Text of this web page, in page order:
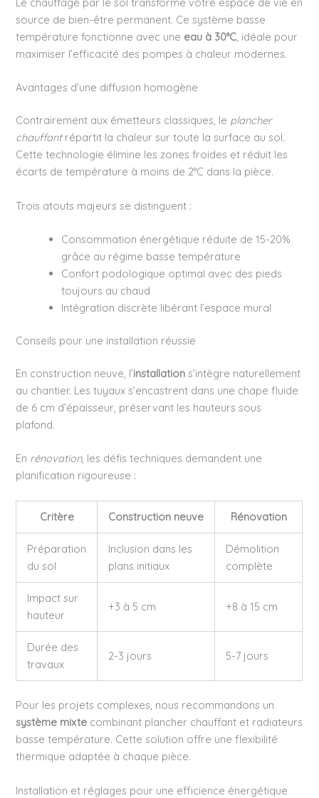
source de bien-être permanent. Ce système basse
température fonctionne avec une eau à 30°C, idéale pour
maximiser l’efficacité des pompes à chaleur modernes.
Avantages d’une diffusion homogène
Contrairement aux émetteurs classiques, le plancher
chauffantrépartit la chaleur sur toute la surface au sol.
Cette technologie élimine les zones froides et réduit les
écarts de température à moins de 2°C dans la pièce.
Trois atouts majeurs se distinguent :
Consommation énergétique réduite de 15-20%
grâce au régime basse température
Confort podologique optimal avec des pieds
toujours au chaud
Intégration discrète libérant l’espace mural
Conseils pour une installation réussie
En construction neuve, l’installation s’intègre naturellement
au chantier. Les tuyaux s’encastrent dans une chape fluide
de 6 cm d’épaisseur, préservant les hauteurs sous
plafond.
En rénovation, les défis techniques demandent une
planification rigoureuse :
Critère Construction neuve Rénovation
Préparation
du sol
Inclusion dans les
plans initiaux
Démolition
complète
Impact sur
hauteur
+3 à 5 cm +8 à 15 cm
Durée des
travaux
2-3 jours 5-7 jours
Pour les projets complexes, nous recommandons un
système mixte combinant plancher chauffant et radiateurs
basse température. Cette solution offre une flexibilité
thermique adaptée à chaque pièce.
Installation et réglages pour une efficience énergétique